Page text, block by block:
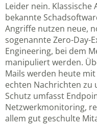
Leider nein.
bekannte
Angriffe nutzen neue,
sogenannte Zero-Day-
Engineering, bei dem
manipuliert werden.
Mails werden heute
echten Nachrichten zu
Schutz umfasst
Netzwerkmonitoring,
allem gut geschulte